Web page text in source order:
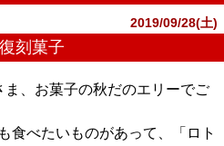
2019/09/28(土)
刻菓子
、お菓子の秋だのエリーでご
食べたいものがあって、「ロト